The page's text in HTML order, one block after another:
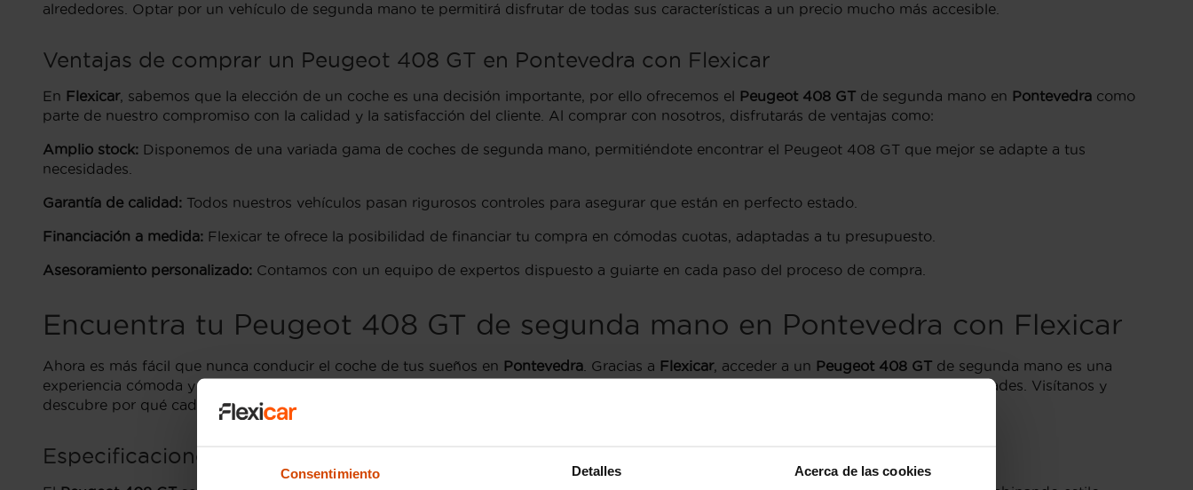
Consentimiento Detalles Acerca de las cookies
alrededores. Optar por un vehículo de segunda mano te permitirá disfrutar de todas sus características a un precio mucho más accesible.
Ventajas de comprar un Peugeot 408 GT en Pontevedra con Flexicar
En Flexicar, sabemos que la elección de un coche es una decisión importante, por ello ofrecemos el Peugeot 408 GT de segunda mano en Pontevedra como
parte de nuestro compromiso con la calidad y la satisfacción del cliente. Al comprar con nosotros, disfrutarás de ventajas como:
Amplio stock: Disponemos de una variada gama de coches de segunda mano, permitiéndote encontrar el Peugeot 408 GT que mejor se adapte a tus
necesidades.
Garantía de calidad: Todos nuestros vehículos pasan rigurosos controles para asegurar que están en perfecto estado.
Financiación a medida: Flexicar te ofrece la posibilidad de financiar tu compra en cómodas cuotas, adaptadas a tu presupuesto.
Asesoramiento personalizado: Contamos con un equipo de expertos dispuesto a guiarte en cada paso del proceso de compra.
Encuentra tu Peugeot 408 GT de segunda mano en Pontevedra con Flexicar
Ahora es más fácil que nunca conducir el coche de tus sueños en Pontevedra . Gracias a Flexicar, acceder a un Peugeot 408 GT de segunda mano es una
experiencia cómoda y segura. Nuestro equipo está dispuesto a ayudarte a encontrar el coche perfecto, adaptado a tus gustos y necesidades. Visítanos y
descubre por qué cada vez más conductores confían en nosotros para su próximo vehículo.
Especificaciones del Peugeot 408 GT en Pontevedra